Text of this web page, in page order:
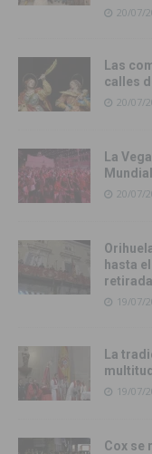
20/07/
Las
calles
20/07/
La
20/07/
hasta
retirada
19/07/
La
19/07/
Cox se